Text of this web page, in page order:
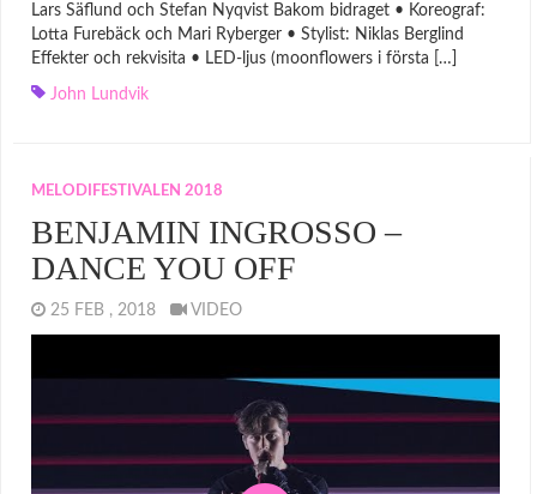
Lars Säflund och Stefan Nyqvist Bakom bidraget • Koreograf:
Lotta Furebäck och Mari Ryberger • Stylist: Niklas Berglind
Effekter och rekvisita • LED-ljus (moonflowers i första […]
John Lundvik
MELODIFESTIVALEN 2018
BENJAMIN INGROSSO –
DANCE YOU OFF
25 FEB , 2018 VIDEO